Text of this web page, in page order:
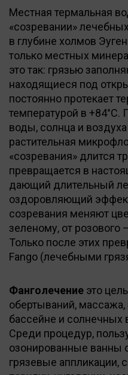
Местная термальная
«созревании»
в глубине холмов
только местных
это так: грязью
находящиеся под
постоянно протекает
температурой в +84°С.
воды, солнца и
растительная
«созревания» длится
превращается в
дающий длительный
оздоровляющий
созревания меняют
зеленому, от розового
Только после этих
Fango (лечебными
Фанголечение это
обертываний,
бассейне и солнечных
Среди процедур,
озонированные ванны
грязевые аппликации,